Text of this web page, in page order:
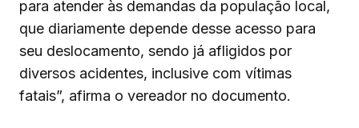
para atender às demandas da população local,
que diariamente depende desse acesso para
seu deslocamento, sendo já afligidos por
diversos acidentes, inclusive com vítimas
fatais”, afirma o vereador no documento.